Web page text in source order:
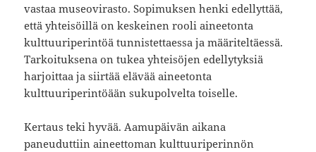
vastaa museovirasto. Sopimuksen henki edellyttää,
että yhteisöillä on keskeinen rooli aineetonta
kulttuuriperintöä tunnistettaessa ja määriteltäessä.
Tarkoituksena on tukea yhteisöjen edellytyksiä
harjoittaa ja siirtää elävää aineetonta
kulttuuriperintöään sukupolvelta toiselle.
Kertaus teki hyvää. Aamupäivän aikana
paneuduttiin aineettoman kulttuuriperinnön